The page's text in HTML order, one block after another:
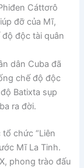
Cáttơrô
đỡ của Mĩ,
độc tài quân
dân Cuba đã
chế độ độc
Batixta sụp
ra đời.
chức “Liên
Mĩ La Tinh.
phong trào đấu